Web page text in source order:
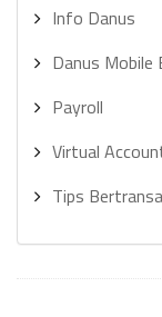
Info Danus
Danus Mobile
Payroll
Virtual
Tips